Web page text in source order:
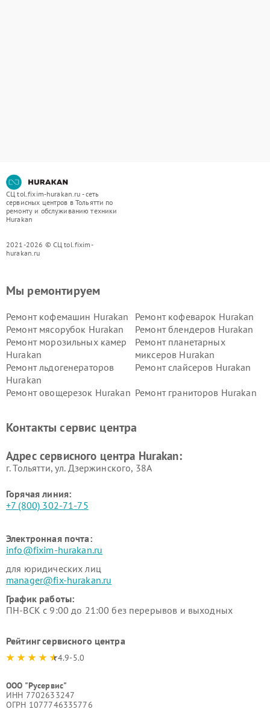
СЦ tol.fixim-hurakan.ru - сеть
сервисных центров в Тольятти по
ремонту и обслуживанию техники
Hurakan
2021-2026 © СЦ tol.fixim-
hurakan.ru
Мы ремонтируем
Ремонт кофемашин Hurakan
Ремонт кофеварок Hurakan
Ремонт мясорубок Hurakan
Ремонт блендеров Hurakan
Ремонт морозильных камер
Hurakan
Ремонт планетарных
миксеров Hurakan
Ремонт льдогенераторов
Hurakan
Ремонт слайсеров Hurakan
Ремонт овощерезок Hurakan Ремонт граниторов Hurakan
Hurakan
Контакты сервис центра
Адрес сервисного центра Hurakan:
г. Тольятти, ул. Дзержинского, 38А
Горячая линия:
+7 (800) 302-71-75
Электронная почта:
info@fixim-hurakan.ru
для юридических лиц
manager@fix-hurakan.ru
График работы:
ПН-ВСК с 9:00 до 21:00 без перерывов и выходных
Рейтинг сервисного центра
4.9-5.0
ООО "Русервис"
ИНН 7702633247
ОГРН 1077746335776